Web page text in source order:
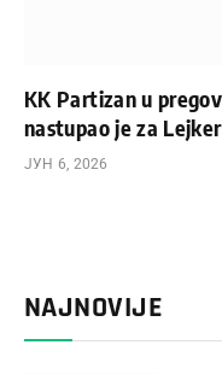
KK Partizan u
nastupao je za
ЈУН 6, 2026
NAJNOVIJE